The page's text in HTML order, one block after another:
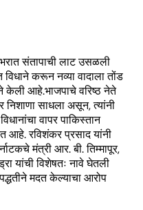
संतापाची लाट उसळली
करून नव्या वादाला तोंड
केली आहे.भाजपाचे वरिष्ठ नेते
निशाणा साधला असून, त्यांनी
वापर पाकिस्तान
आहे. रविशंकर प्रसाद यांनी
मंत्री आर. बी. तिम्मापूर,
यांची विशेषतः नावे घेतली
मदत केल्याचा आरोप